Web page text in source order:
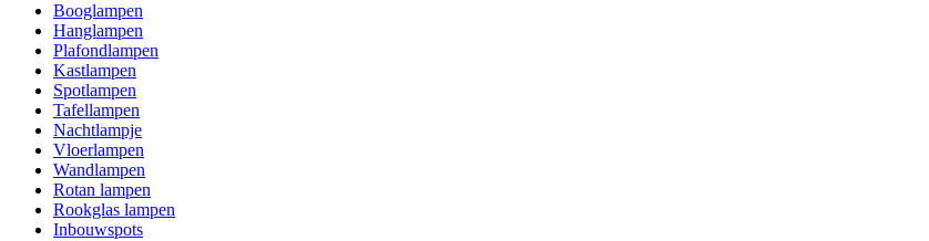
Booglampen
Hanglampen
Plafondlampen
Kastlampen
Spotlampen
Tafellampen
Nachtlampje
Vloerlampen
Wandlampen
Rotan lampen
Rookglas lampen
Inbouwspots